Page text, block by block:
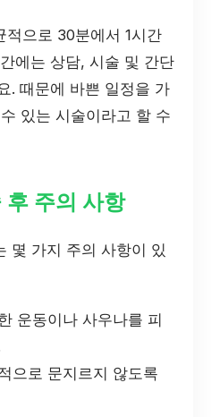
적으로 30분에서 1시간
에는 상담, 시술 및 간단
. 때문에 바쁜 일정을 가
있는 시술이라고 할 수
후 주의 사항
몇 가지 주의 사항이 있
운동이나 사우나를 피
으로 문지르지 않도록